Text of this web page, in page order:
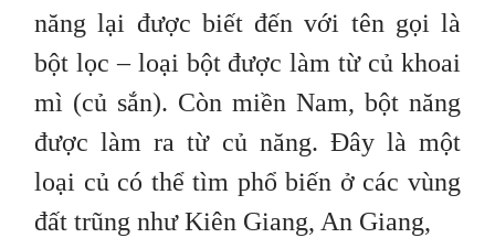
năng lại được biết đến với tên gọi là
bột lọc – loại bột được làm từ củ khoai
mì (củ sắn). Còn miền Nam, bột năng
được làm ra từ củ năng. Đây là một
loại củ có thể tìm phổ biến ở các vùng
đất trũng như Kiên Giang, An Giang,